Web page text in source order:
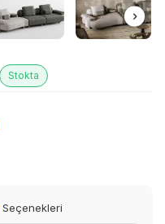
Stokta
Seçenekleri